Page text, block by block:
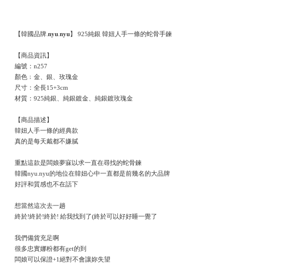
【韓國品牌.𝐧𝐲𝐮.𝐧𝐲𝐮】 925純銀 韓妞人手一條的蛇骨手鍊
【商品資訊】
編號：n257
顏色﹔金、銀、玫瑰金
尺寸：全長15+3cm
材質：925純銀、純銀鍍金、純銀鍍玫瑰金
【商品描述】
韓妞人手一條的經典款
真的是每天戴都不嫌膩
重點這款是闆娘夢寐以求一直在尋找的蛇骨鍊
韓國nyu.nyu的地位在韓妞心中一直都是前幾名的大品牌
好評和質感也不在話下
想當然這次去一趟
終於!終於!終於! 給我找到了(終於可以好好睡一覺了
我們備貨充足啊
很多忠實娜粉都有get的到
闆娘可以保證+1絕對不會讓妳失望